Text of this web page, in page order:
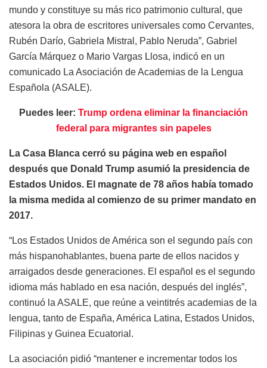
mundo y constituye su más rico patrimonio cultural, que
atesora la obra de escritores universales como Cervantes,
Rubén Darío, Gabriela Mistral, Pablo Neruda”, Gabriel
García Márquez o Mario Vargas Llosa, indicó en un
comunicado La Asociación de Academias de la Lengua
Española (ASALE).
Puedes leer: Trump ordena eliminar la financiación
federal para migrantes sin papeles
La Casa Blanca cerró su página web en español
después que Donald Trump asumió la presidencia de
Estados Unidos. El magnate de 78 años había tomado
la misma medida al comienzo de su primer mandato en
2017.
“Los Estados Unidos de América son el segundo país con
más hispanohablantes, buena parte de ellos nacidos y
arraigados desde generaciones. El español es el segundo
idioma más hablado en esa nación, después del inglés”,
continuó la ASALE, que reúne a veintitrés academias de la
lengua, tanto de España, América Latina, Estados Unidos,
Filipinas y Guinea Ecuatorial.
La asociación pidió “mantener e incrementar todos los